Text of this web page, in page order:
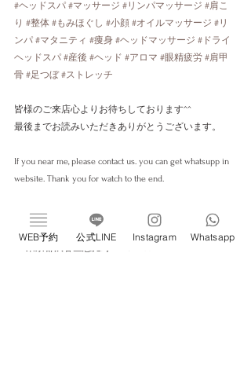
#ヘッドスパ #マッサージ #リンパマッサージ #肩こ
り #整体 #もみほぐし #小顔 #オイルマッサージ #リ
ンパ #マタニティ #痩身 #ヘッドマッサージ #ドライ
ヘッドスパ #産後 #ヘッド #アロマ #眼精疲労 #肩甲
骨 #足つぼ #ストレッチ
皆様のご来店心よりお待ちしております^^
最後までお読みいただきありがとうございます。
If you near me, please contact us. you can get whatsupp in
website. Thank you for watch to the end.
新感覚ドライヘッドスパ専門店 ivy恵比寿
完全個室／プライベートサロン／睡眠改善サロン
WEB予約 公式LINE Instagram Whatsapp